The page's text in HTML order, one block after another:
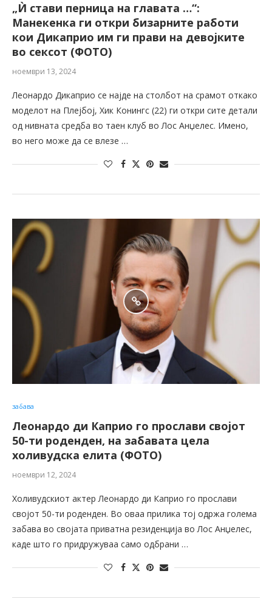
„Ѝ стави перница на главата …“:
Манекенка ги откри бизарните работи
кои Дикаприо им ги прави на девојките
во сексот (ФОТО)
ноември 13, 2024
Леонардо Дикаприо се најде на столбот на срамот откако
моделот на Плејбој, Хик Конингс (22) ги откри сите детали
од нивната средба во таен клуб во Лос Анџелес. Имено,
во него може да се влезе …
забава
Леонардо ди Каприо го прослави својот
50-ти роденден, на забавата цела
холивудска елита (ФОТО)
ноември 12, 2024
Холивудскиот актер Леонардо ди Каприо го прослави
својот 50-ти роденден. Во оваа прилика тој одржа голема
забава во својата приватна резиденција во Лос Анџелес,
каде што го придружуваа само одбрани …